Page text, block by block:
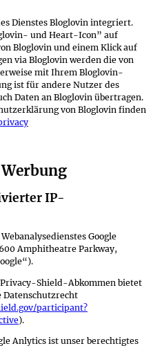
Dienstes Bloglovin integriert.
und Heart-Icon” auf
Bloglovin und einem Klick auf
via Bloglovin werden die von
mit Ihrem Bloglovin-
ist für andere Nutzer des
Daten an Bloglovin übertragen.
von Bloglovin finden
IP-
Google
Amphitheatre Parkway,
Shield-Abkommen bietet
Datenschutzrecht
participant?
).
Anlytics ist unser berechtigtes